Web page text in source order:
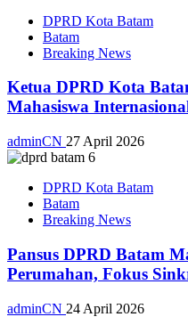
DPRD Kota Batam
Batam
Breaking News
Ketua DPRD Kota
Mahasiswa
adminCN 27 April 2026
DPRD Kota Batam
Batam
Breaking News
Pansus DPRD Batam
Perumahan, Fokus
adminCN 24 April 2026